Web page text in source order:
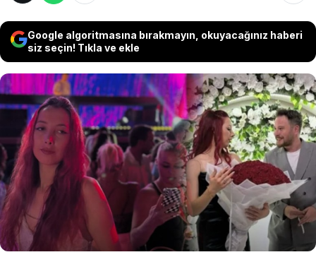
Google algoritmasına bırakmayın, okuyacağınız haberi
siz seçin! Tıkla ve ekle
Bolu’da geçtiğimiz hafta sonu nişanlanan
DJ Elif Özcan, geçirdiği kalp krizi sonucu
yaşamını yitirdi. Genç kadının geriye
fotoğrafları ve sevdiklerinin yorumları
kaldı...